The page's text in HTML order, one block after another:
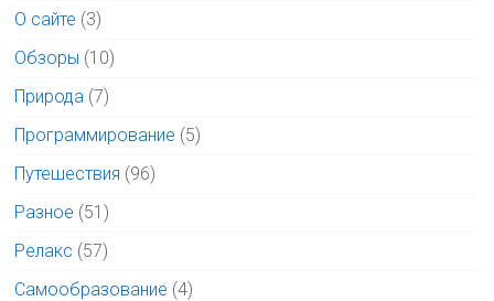
О сайте (3)
Обзоры (10)
Природа (7)
Программирование (5)
Путешествия (96)
Разное (51)
Релакс (57)
Самообразование (4)